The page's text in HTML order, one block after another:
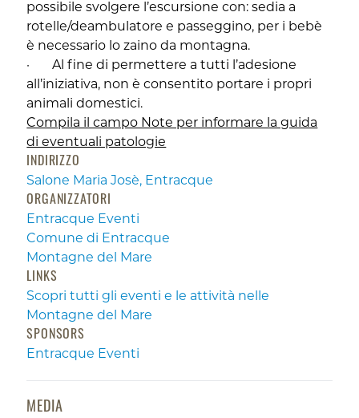
possibile svolgere l’escursione con: sedia a
rotelle/deambulatore e passeggino, per i bebè
è necessario lo zaino da montagna.
· Al fine di permettere a tutti l’adesione
all’iniziativa, non è consentito portare i propri
animali domestici.
Compila il campo Note per informare la guida
di eventuali patologie
INDIRIZZO
Salone Maria Josè, Entracque
ORGANIZZATORI
Entracque Eventi
Comune di Entracque
Montagne del Mare
LINKS
Scopri tutti gli eventi e le attività nelle
Montagne del Mare
SPONSORS
Entracque Eventi
MEDIA